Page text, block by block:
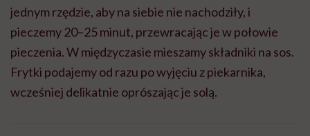
jednym rzędzie, aby na siebie nie nachodziły, i
pieczemy 20–25 minut, przewracając je w połowie
pieczenia. W międzyczasie mieszamy składniki na sos.
Frytki podajemy od razu po wyjęciu z piekarnika,
wcześniej delikatnie oprószając je solą.